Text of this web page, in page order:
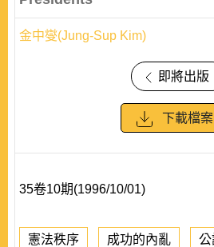
金中燮(Jung-Sup Kim)
即將出版
下載檔案
35卷10期(1996/10/01)
憲法秩序 成功的內亂 公